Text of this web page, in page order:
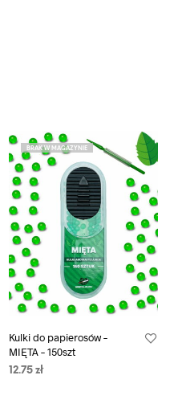
BRAK W MAGAZYNIE
Kulki do papierosów –
MIĘTA – 150szt
12.75 zł